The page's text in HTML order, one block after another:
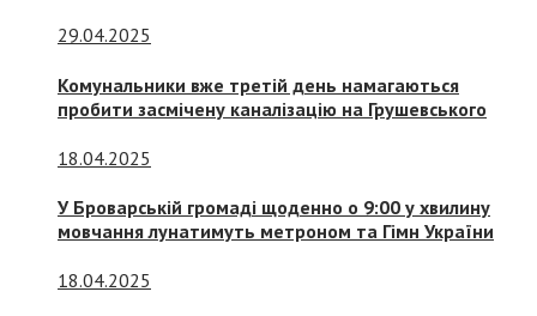
29.04.2025
Комунальники вже третій день намагаються
пробити засмічену каналізацію на Грушевського
18.04.2025
У Броварській громаді щоденно о 9:00 у хвилину
мовчання лунатимуть метроном та Гімн України
18.04.2025